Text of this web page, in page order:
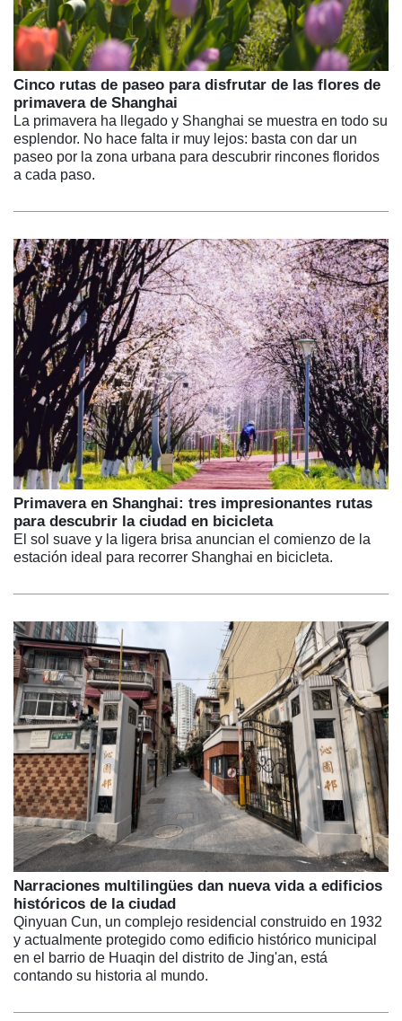
Cinco rutas de paseo para disfrutar de las flores de
primavera de Shanghai
La primavera ha llegado y Shanghai se muestra en todo su
esplendor. No hace falta ir muy lejos: basta con dar un
paseo por la zona urbana para descubrir rincones floridos
a cada paso.
Primavera en Shanghai: tres impresionantes rutas
para descubrir la ciudad en bicicleta
El sol suave y la ligera brisa anuncian el comienzo de la
estación ideal para recorrer Shanghai en bicicleta.
Narraciones multilingües dan nueva vida a edificios
históricos de la ciudad
Qinyuan Cun, un complejo residencial construido en 1932
y actualmente protegido como edificio histórico municipal
en el barrio de Huaqin del distrito de Jing'an, está
contando su historia al mundo.